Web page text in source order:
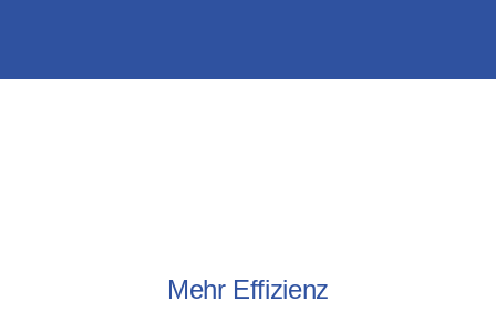
Mehr Effizienz